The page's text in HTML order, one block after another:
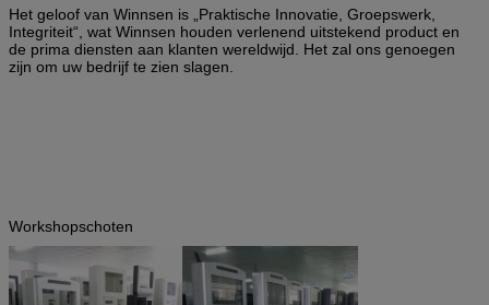
Het geloof van Winnsen is „Praktische Innovatie, Groepswerk,
Integriteit“, wat Winnsen houden verlenend uitstekend product en
de prima diensten aan klanten wereldwijd. Het zal ons genoegen
zijn om uw bedrijf te zien slagen.
Workshopschoten